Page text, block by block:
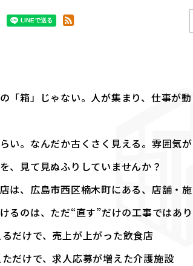
「箱」じゃない。人が集まり、仕事が
い。なんだか古くさく見える。雰囲気
、見て見ぬふりしていませんか？
は、広島市西区楠木町にある、店舗・
るのは、ただ“直す”だけの工事ではあり
だけで、売上が上がった飲食店
だけで、求人応募が増えた介護施設